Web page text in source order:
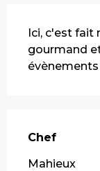
Ici, c'est fait
gourmand
Chef
Chef
Mahieux